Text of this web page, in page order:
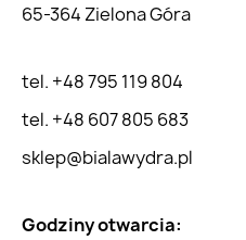
65-364 Zielona Góra
tel. +48 795 119 804
tel. +48 607 805 683
sklep@bialawydra.pl
Godziny otwarcia: